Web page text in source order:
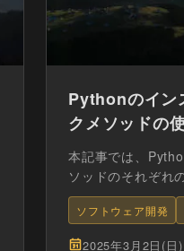
Pythonのイン
クメソッドの
本記事では、
ソッドのそれぞれ
しています...
ソフトウェア開発
2025年3月2日(日)